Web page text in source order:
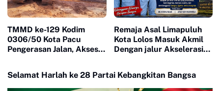
TMMD ke-129 Kodim
0306/50 Kota Pacu
Pengerasan Jalan, Akses
Remaja Asal Limapuluh
Kota Lolos Masuk Akmil
Dengan jalur Akselerasi
Selamat Harlah ke 28 Partai Kebangkitan Bangsa